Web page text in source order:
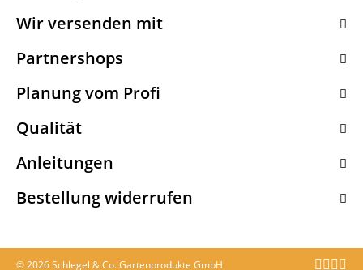
Wir versenden mit
Partnershops
Planung vom Profi
Qualität
Anleitungen
Bestellung widerrufen
© 2026 Schlegel & Co. Gartenprodukte GmbH